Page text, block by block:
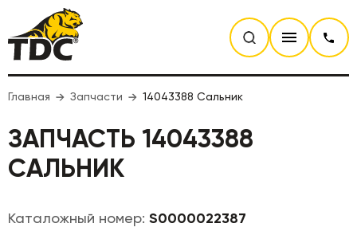
Главная Запчасти 14043388 Сальник
ЗАПЧАСТЬ 14043388
САЛЬНИК
Каталожный номер: S0000022387